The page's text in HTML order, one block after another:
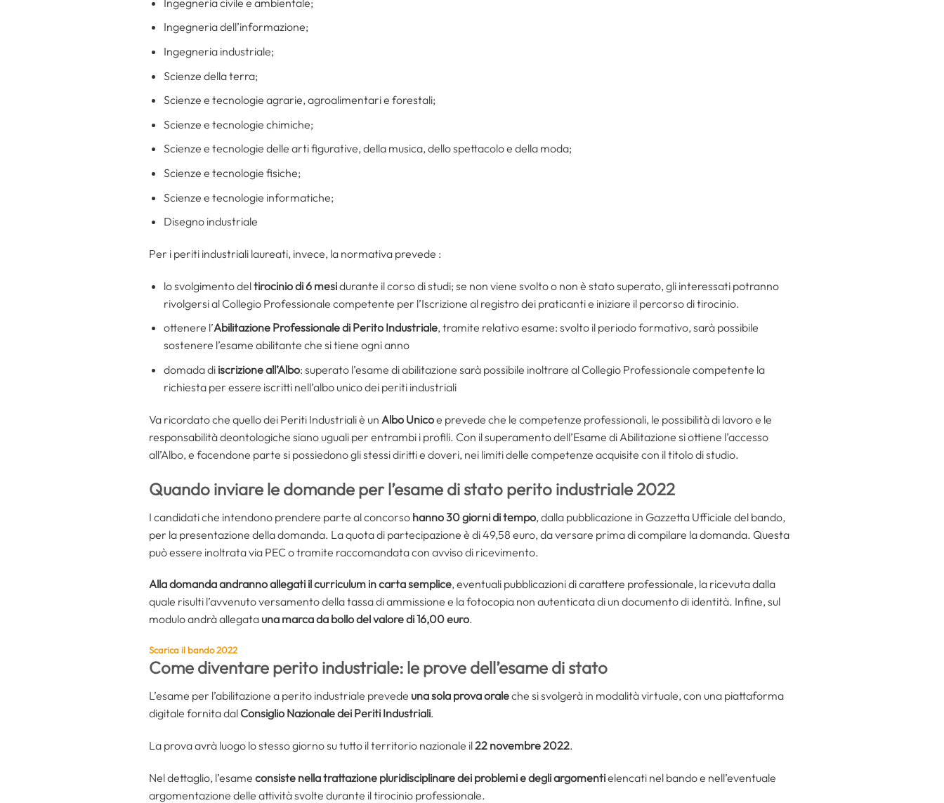
Ingegneria dell’informazione;
Ingegneria industriale;
Scienze della terra;
Scienze e tecnologie agrarie, agroalimentari e forestali;
Scienze e tecnologie chimiche;
Scienze e tecnologie delle arti figurative, della musica, dello spettacolo e della moda;
Scienze e tecnologie fisiche;
Scienze e tecnologie informatiche;
Disegno industriale
Per i periti industriali laureati, invece, la normativa prevede :
lo svolgimento deltirocinio di 6 mesidurante il corso di studi; se non viene svolto o non è stato superato, gli interessati potranno
rivolgersi al Collegio Professionale competente per l’Iscrizione al registro dei praticanti e iniziare il percorso di tirocinio.
ottenere l’Abilitazione Professionale di Perito Industriale, tramite relativo esame: svolto il periodo formativo, sarà possibile
sostenere l’esame abilitante che si tiene ogni anno
domada di iscrizione all’Albo: superato l’esame di abilitazione sarà possibile inoltrare al Collegio Professionale competente la
richiesta per essere iscritti nell’albo unico dei periti industriali
Va ricordato che quello dei Periti Industriali è un Albo Unicoe prevede che le competenze professionali, le possibilità di lavoro e le
responsabilità deontologiche siano uguali per entrambi i profili. Con il superamento dell’Esame di Abilitazione si ottiene l’accesso
all’Albo, e facendone parte si possiedono gli stessi diritti e doveri, nei limiti delle competenze acquisite con il titolo di studio.
Quando inviare le domande per l’esame di stato perito industriale 2022
I candidati che intendono prendere parte al concorso hanno 30 giorni di tempo, dalla pubblicazione in Gazzetta Ufficiale del bando,
per la presentazione della domanda. La quota di partecipazione è di 49,58 euro, da versare prima di compilare la domanda. Questa
può essere inoltrata via PEC o tramite raccomandata con avviso di ricevimento.
Alla domanda andranno allegati il curriculum in carta semplice, eventuali pubblicazioni di carattere professionale, la ricevuta dalla
quale risulti l’avvenuto versamento della tassa di ammissione e la fotocopia non autenticata di un documento di identità. Infine, sul
modulo andrà allegata una marca da bollo del valore di 16,00 euro.
Scarica il bando 2022
Come diventare perito industriale: le prove dell’esame di stato
L’esame per l’abilitazione a perito industriale prevede una sola prova oraleche si svolgerà in modalità virtuale, con una piattaforma
digitale fornita dal Consiglio Nazionale dei Periti Industriali.
La prova avrà luogo lo stesso giorno su tutto il territorio nazionale il22 novembre 2022.
Nel dettaglio, l’esame consiste nella trattazione pluridisciplinare dei problemi e degli argomentielencati nel bando e nell’eventuale
argomentazione delle attività svolte durante il tirocinio professionale.